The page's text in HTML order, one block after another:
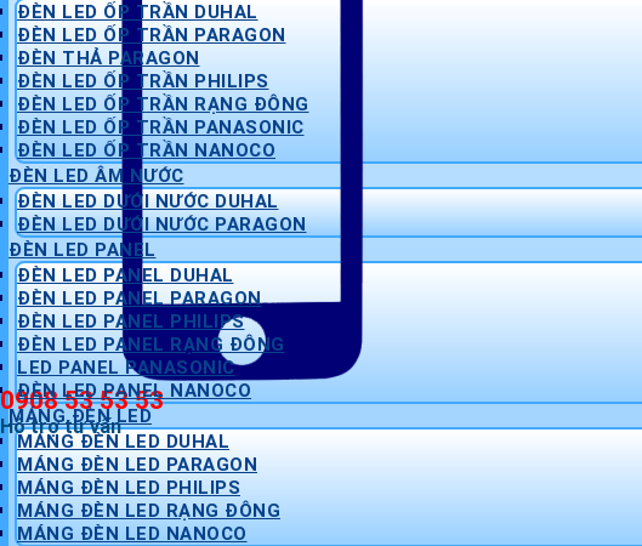
0908 53 53 53
Hỗ trợ tư vấn
ĐÈN LED ỐP TRẦN DUHAL
ĐÈN LED ỐP TRẦN PARAGON
ĐÈN THẢ PARAGON
ĐÈN LED ỐP TRẦN PHILIPS
ĐÈN LED ỐP TRẦN RẠNG ĐÔNG
ĐÈN LED ỐP TRẦN PANASONIC
ĐÈN LED ỐP TRẦN NANOCO
ĐÈN LED ÂM NƯỚC
ĐÈN LED DƯỚI NƯỚC DUHAL
ĐÈN LED DƯỚI NƯỚC PARAGON
ĐÈN LED PANEL
ĐÈN LED PANEL DUHAL
ĐÈN LED PANEL PARAGON
ĐÈN LED PANEL PHILIPS
ĐÈN LED PANEL RẠNG ĐÔNG
LED PANEL PANASONIC
ĐÈN LED PANEL NANOCO
MÁNG ĐÈN LED
MÁNG ĐÈN LED DUHAL
MÁNG ĐÈN LED PARAGON
MÁNG ĐÈN LED PHILIPS
MÁNG ĐÈN LED RẠNG ĐÔNG
MÁNG ĐÈN LED NANOCO